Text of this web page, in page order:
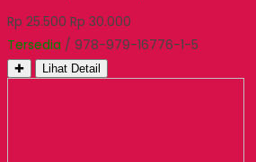
Rp 25.500 Rp 30.000
Tersedia / 978-979-16776-1-5
✚ Lihat Detail